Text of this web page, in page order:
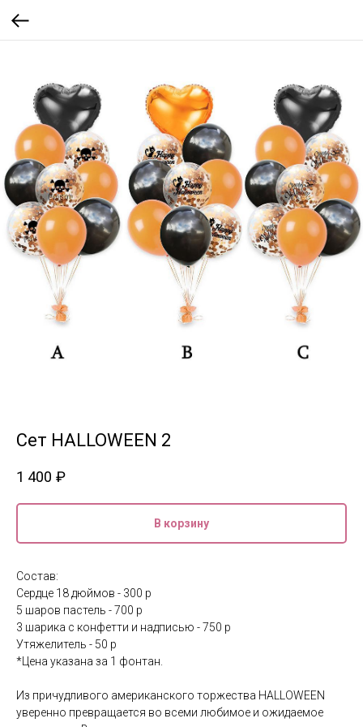
Сет HALLOWEEN 2
1 400 ₽
В корзину
Состав:
Сердце 18 дюймов - 300 р
5 шаров пастель - 700 р
3 шарика с конфетти и надписью - 750 р
Утяжелитель - 50 р
*Цена указана за 1 фонтан.
Из причудливого американского торжества HALLOWEEN
уверенно превращается во всеми любимое и ожидаемое